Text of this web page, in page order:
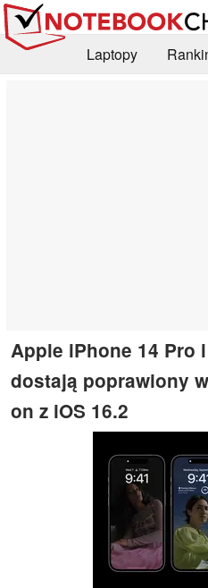
Laptopy
Apple iPhone 14 Pro
dostają poprawiony
on z iOS 16.2